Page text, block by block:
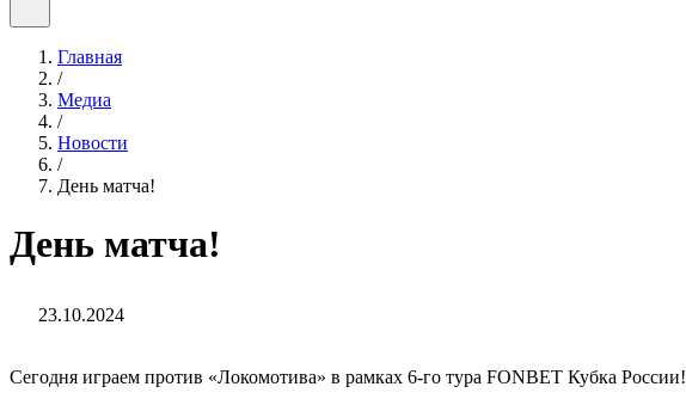
Главная
/
Медиа
/
Новости
/
День матча!
День матча!
23.10.2024
Сегодня играем против «Локомотива» в рамках 6-го тура FONBET Кубка России!